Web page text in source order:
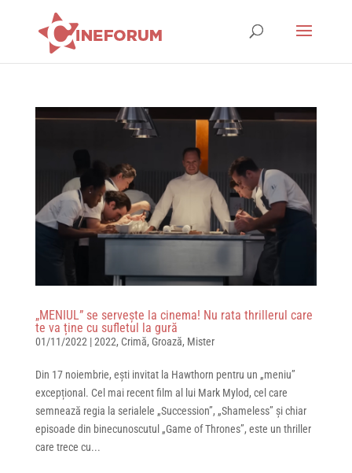
„MENIUL” se servește la cinema! Nu rata thrillerul care
te va ține cu sufletul la gură
01/11/2022 |2022, Crimă, Groază, Mister
Din 17 noiembrie, ești invitat la Hawthorn pentru un „meniu”
excepțional. Cel mai recent film al lui Mark Mylod, cel care
semnează regia la serialele „Succession”, „Shameless” și chiar
episoade din binecunoscutul „Game of Thrones”, este un thriller
care trece cu...